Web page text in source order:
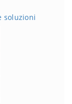
soluzioni